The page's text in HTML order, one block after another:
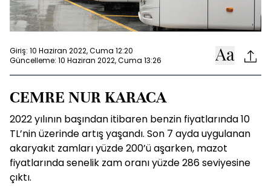
Giriş: 10 Haziran 2022, Cuma 12:20
Güncelleme: 10 Haziran 2022, Cuma 13:26
CEMRE NUR KARACA
2022 yılının başından itibaren benzin fiyatlarında 10
TL’nin üzerinde artış yaşandı. Son 7 ayda uygulanan
akaryakıt zamları yüzde 200’ü aşarken, mazot
fiyatlarında senelik zam oranı yüzde 286 seviyesine
çıktı.